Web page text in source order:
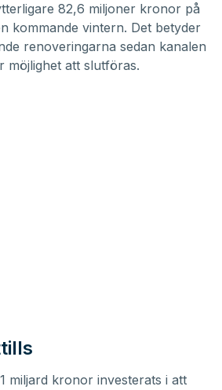
82,6 miljoner kronor på
kommande vintern. Det betyder
renoveringarna sedan kanalen
möjlighet att slutföras.
miljard kronor investerats i att